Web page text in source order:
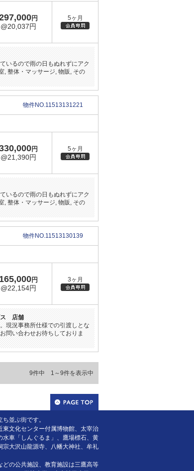
円
@20,037円
5ヶ月
いるので雨の日もぬれずにアク
, 整体・マッサージ, 物販, その
物件NO.11513131221
円
@21,390円
5ヶ月
いるので雨の日もぬれずにアク
, 整体・マッサージ, 物販, その
物件NO.11513130139
165,000円
@22,154円
3ヶ月
店舗
現況事務所仕様での引渡しとな
問い合わせお待ちしておりま
9件中 1～9件を表示中
並ぶ街です。
文化センター付属博物館、太宰治
車「しんぐるま」、鷹場標石、黄
大沢山龍源寺、八幡大神社、牟礼
の公共施設、教育施設は三鷹高等